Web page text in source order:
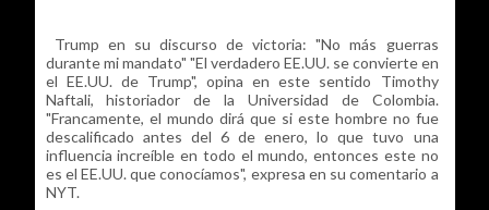
Trump en su discurso de victoria: "No más guerras
durante mi mandato" "El verdadero EE.UU. se convierte en
el EE.UU. de Trump", opina en este sentido Timothy
Naftali, historiador de la Universidad de Colombia.
"Francamente, el mundo dirá que si este hombre no fue
descalificado antes del 6 de enero, lo que tuvo una
influencia increíble en todo el mundo, entonces este no
es el EE.UU. que conocíamos", expresa en su comentario a
NYT.